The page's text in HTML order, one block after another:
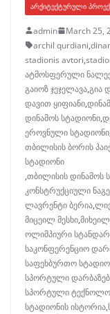
ᲐᲠᲥᲘᲢᲔᲥᲢᲣᲠᲣᲚᲘ
admin March 25,
archil qurdiani,
stadionis avtori,
ატმოსფერული
გაიოზ ჯეჯელავა,გია
დავით ყიფიანი,
დინამოს სტადიონი,
ეროვნული სტადიონი
თბილისის ბორის
სტადიონი
,თბილისის დინამოს
კონსტრუქციული
ლავრენტი ბერია,
მიცეილ მესხი,
ოლიმპიური
საკონფერენციო
საფეხბურთო
სპორტული
სპორტული
სტადიონის ისტორია,